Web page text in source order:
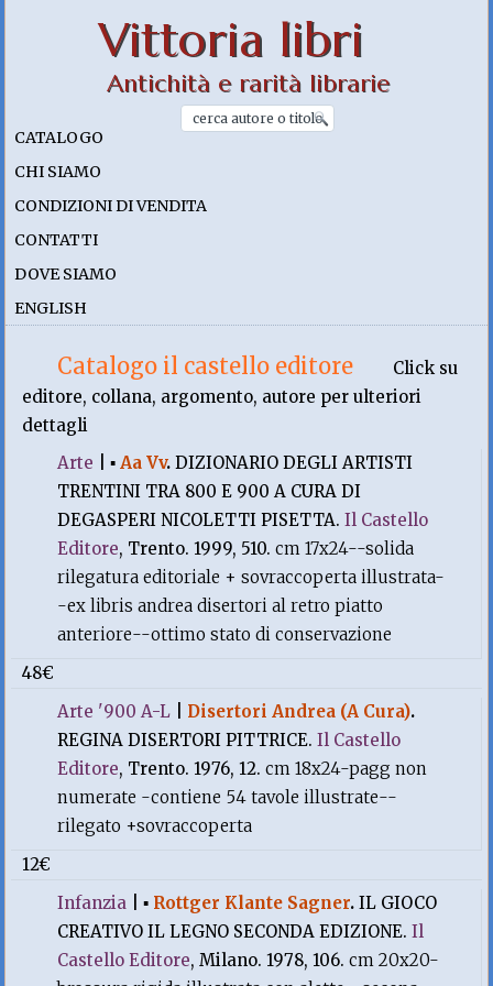
Vittoria libri
Antichità e rarità librarie
CATALOGO
CHI SIAMO
CONDIZIONI DI VENDITA
CONTATTI
DOVE SIAMO
ENGLISH
Catalogo il castello editore
Click su
editore, collana, argomento, autore per ulteriori
dettagli
Arte |▪Aa Vv.DIZIONARIO DEGLI ARTISTI
TRENTINI TRA 800 E 900 A CURA DI
DEGASPERI NICOLETTI PISETTA.Il Castello
Editore, Trento. 1999, 510.cm 17x24--solida
rilegatura editoriale + sovraccoperta illustrata-
-ex libris andrea disertori al retro piatto
anteriore--ottimo stato di conservazione
48€
Arte '900 A-L
Disertori Andrea (A Cura).
REGINA DISERTORI PITTRICE.Il Castello
Editore, Trento. 1976, 12.cm 18x24-pagg non
numerate -contiene 54 tavole illustrate--
rilegato +sovraccoperta
12€
Infanzia |▪ Rottger Klante Sagner.IL GIOCO
CREATIVO IL LEGNO SECONDA EDIZIONE.Il
Castello Editore, Milano. 1978, 106.cm 20x20-